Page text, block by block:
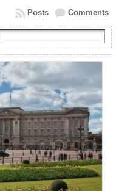
Comments
Posts